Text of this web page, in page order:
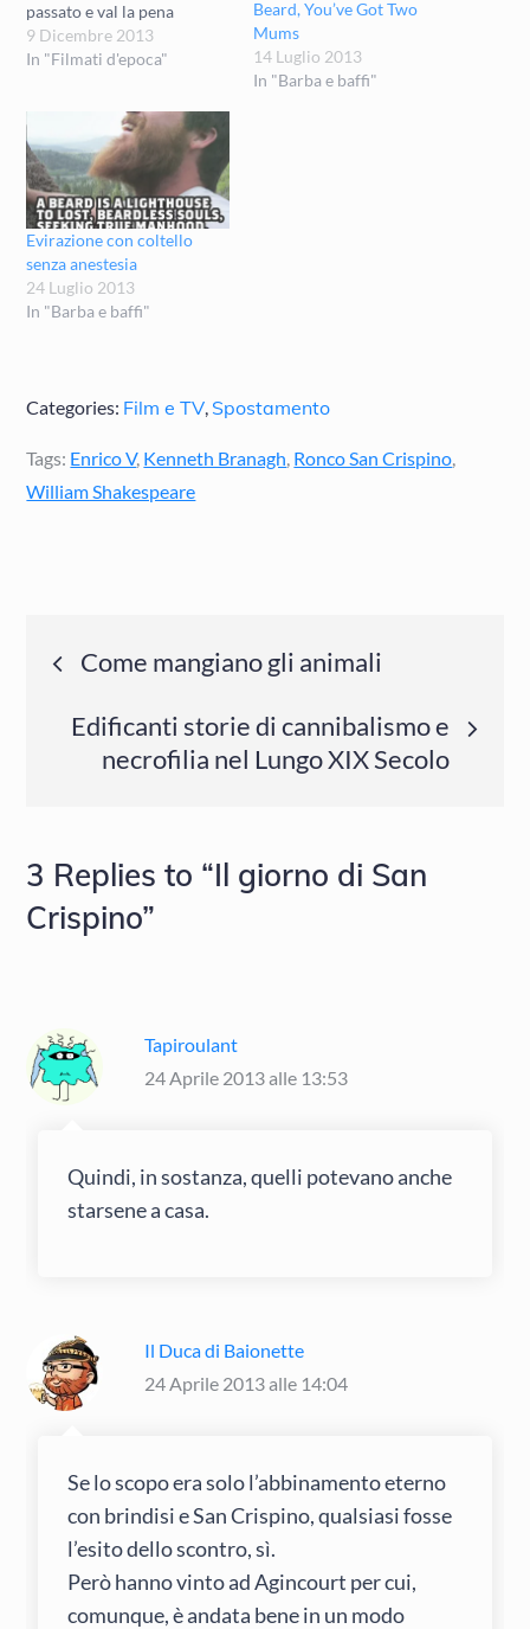
passato e val la pena
ricordare il precedente
prima che il futuro di
ricchezza che ci attende nel
1914 ci faccia dimenticare
per il disgusto sia
quest'anno…
9 Dicembre 2013
In "Filmati d'epoca"
Beard, You’ve Got Two
Mums
14 Luglio 2013
In "Barba e baffi"
Evirazione con coltello
senza anestesia
24 Luglio 2013
In "Barba e baffi"
Categories: Film e TV Spostamento
Tags: Enrico V, Kenneth Branagh Ronco San Crispino
William Shakespeare
Navigazione
articoli
Come mangiano gli animali
Edificanti storie di cannibalismo e
necrofilia nel Lungo XIX Secolo
3 Replies to “Il giorno di San
Crispino”
Tapiroulant
24 Aprile 2013 alle 13:53
Quindi, in sostanza, quelli potevano anche
starsene a casa.
Il Duca di Baionette
24 Aprile 2013 alle 14:04
Se lo scopo era solo l’abbinamento eterno
con brindisi e San Crispino, qualsiasi fosse
l’esito dello scontro, sì.
Però hanno vinto ad Agincourt per cui,
comunque, è andata bene in un modo